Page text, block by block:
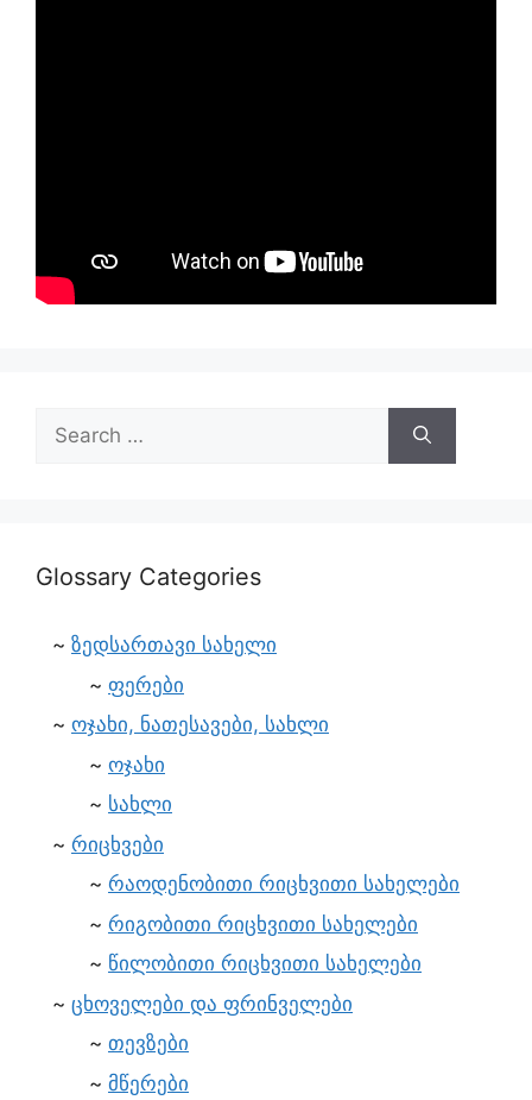
Glossary Categories
ზედსართავი სახელი
ფერები
ოჯახი, ნათესავები, სახლი
ოჯახი
სახლი
რიცხვები
რაოდენობითი რიცხვითი სახელები
რიგობითი რიცხვითი სახელები
წილობითი რიცხვითი სახელები
ცხოველები და ფრინველები
თევზები
მწერები